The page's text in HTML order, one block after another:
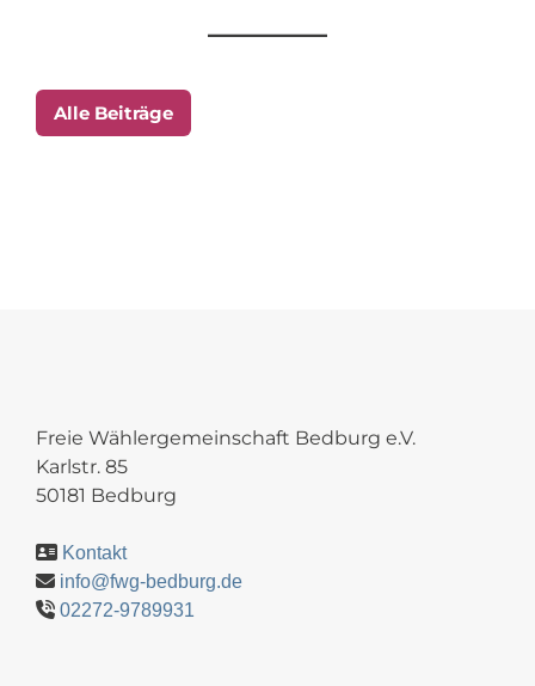
Alle Beiträge
Freie Wählergemeinschaft Bedburg e.V.
Karlstr. 85
50181 Bedburg
Kontakt
info@fwg-bedburg.de
02272-9789931